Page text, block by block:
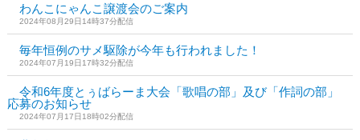
わんこにゃんこ譲渡会のご案内
2024年08月29日14時37分配信
毎年恒例のサメ駆除が今年も行われました！
2024年07月19日17時32分配信
令和6年度とぅばらーま大会「歌唱の部」及び「作詞の部」
応募のお知らせ
2024年07月17日18時02分配信